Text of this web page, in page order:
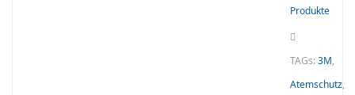
Produkte
TAGs:3M,
Atemschutz,